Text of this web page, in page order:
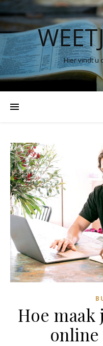
Hier vindt u
Hoe
online